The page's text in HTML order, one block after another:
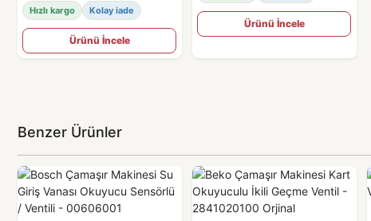
Hızlı kargo Kolay iade
Ürünü İncele
Ürünü İncele
Benzer Ürünler